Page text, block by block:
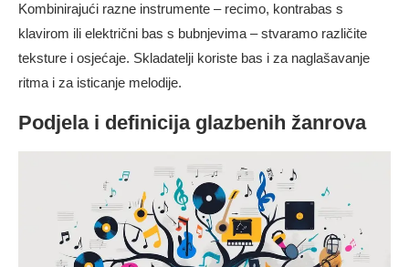
Kombinirajući razne instrumente – recimo, kontrabas s
klavirom ili električni bas s bubnjevima – stvaramo različite
teksture i osjećaje. Skladatelji koriste bas i za naglašavanje
ritma i za isticanje melodije.
Podjela i definicija glazbenih žanrova